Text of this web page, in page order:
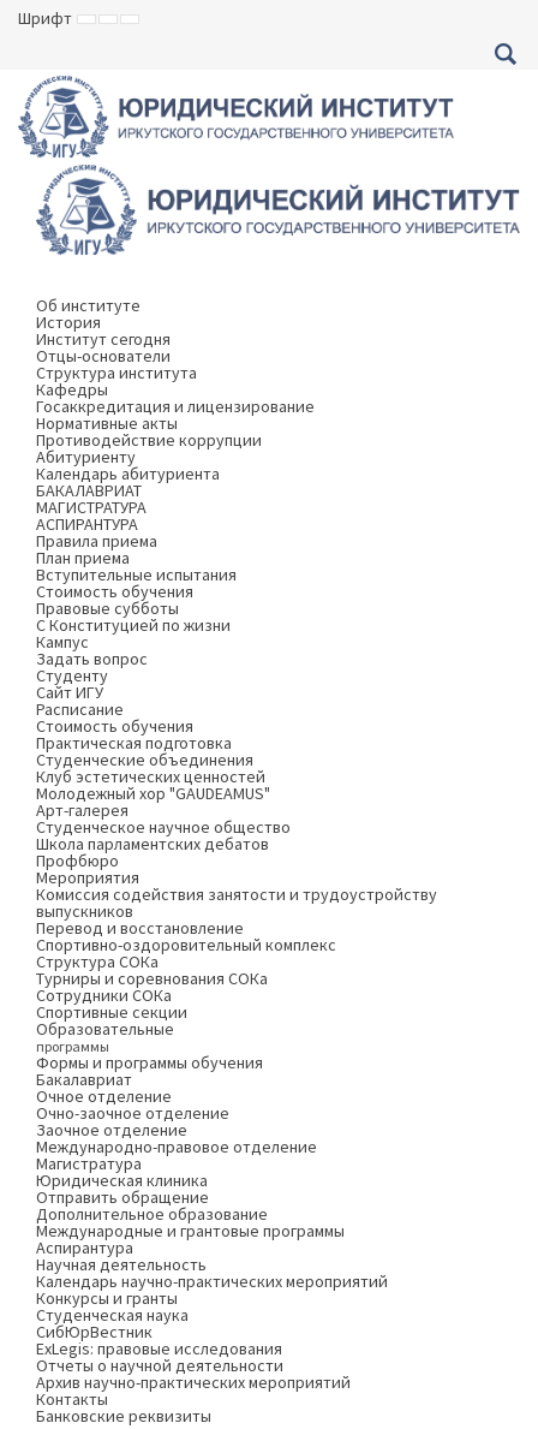
Шрифт ВКЛЮЧИТЬ
ВКЛЮЧИТЬ
ВКЛЮЧИТЬ
Об институте
История
Институт сегодня
Отцы-основатели
Структура института
Кафедры
Госаккредитация и лицензирование
Нормативные акты
Противодействие коррупции
Абитуриенту
Календарь абитуриента
БАКАЛАВРИАТ
МАГИСТРАТУРА
АСПИРАНТУРА
Правила приема
План приема
Вступительные испытания
Стоимость обучения
Правовые субботы
С Конституцией по жизни
Кампус
Задать вопрос
Студенту
Сайт ИГУ
Расписание
Стоимость обучения
Практическая подготовка
Студенческие объединения
Клуб эстетических ценностей
Молодежный хор "GAUDEAMUS"
Арт-галерея
Студенческое научное общество
Школа парламентских дебатов
Профбюро
Мероприятия
Комиссия содействия занятости и трудоустройству
выпускников
Перевод и восстановление
Спортивно-оздоровительный комплекс
Структура СОКа
Турниры и соревнования СОКа
Сотрудники СОКа
Спортивные секции
Образовательные
программы
Формы и программы обучения
Бакалавриат
Очное отделение
Очно-заочное отделение
Заочное отделение
Международно-правовое отделение
Магистратура
Юридическая клиника
Отправить обращение
Дополнительное образование
Международные и грантовые программы
Аспирантура
Научная деятельность
Календарь научно-практических мероприятий
Конкурсы и гранты
Студенческая наука
СибЮрВестник
ExLegis: правовые исследования
Отчеты о научной деятельности
Архив научно-практических мероприятий
Контакты
Банковские реквизиты